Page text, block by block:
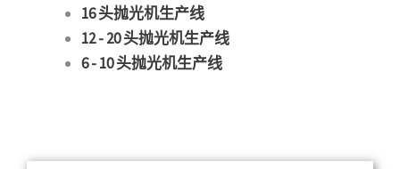
16 头抛光机生产线
12 - 20 头抛光机生产线
6 - 10 头抛光机生产线